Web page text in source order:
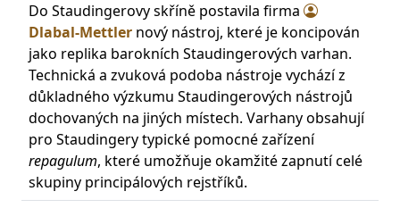
Do Staudingerovy skříně postavila firma
Dlabal-Mettler nový nástroj, které je koncipován
jako replika barokních Staudingerových varhan.
Technická a zvuková podoba nástroje vychází z
důkladného výzkumu Staudingerových nástrojů
dochovaných na jiných místech. Varhany obsahují
pro Staudingery typické pomocné zařízení
repagulum, které umožňuje okamžité zapnutí celé
skupiny principálových rejstříků.